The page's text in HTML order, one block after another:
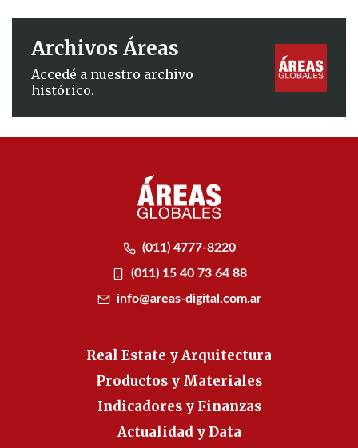
Archivos Áreas
Accedé a nuestro archivo
histórico.
(011) 4777-8220
(011) 15 40 73 64 88
info@areas-digital.com.ar
Real Estate y Arquitectura
Productos y Materiales
Indicadores y Finanzas
Actualidad y Data